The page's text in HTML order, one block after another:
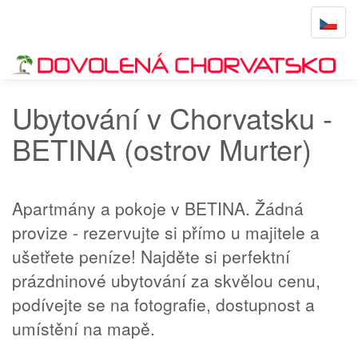
Toggle
Úvodní stránka
BETINA
Ubytování v Chorvatsku -
BETINA (ostrov Murter)
Apartmány a pokoje v BETINA. Žádná
provize - rezervujte si přímo u majitele a
ušetřete peníze! Najděte si perfektní
prázdninové ubytování za skvělou cenu,
podívejte se na fotografie, dostupnost a
umístění na mapě.